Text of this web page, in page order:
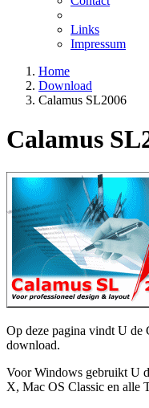
Links
Impressum
Home
Download
Calamus SL2006
Calamus
Op deze pagina vindt U de
download.
Voor Windows gebruikt U
X, Mac OS Classic en alle